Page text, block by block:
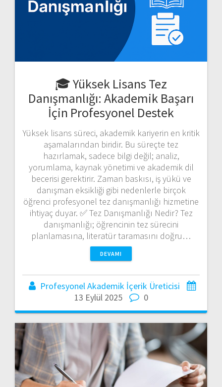
🎓Yüksek Lisans Tez
Danışmanlığı: Akademik Başarı
İçin Profesyonel Destek
Yüksek lisans süreci, akademik kariyerin en kritik
aşamalarından biridir. Bu süreçte tez
hazırlamak, sadece bilgi değil; analiz,
yorumlama, kaynak yönetimi ve akademik dil
becerisi gerektirir. Zaman baskısı, iş yükü ve
danışman eksikliği gibi nedenlerle birçok
öğrenci profesyonel tez danışmanlığı hizmetine
ihtiyaç duyar. ✅ Tez Danışmanlığı Nedir? Tez
danışmanlığı; öğrencinin tez sürecini
planlamasına, literatür taramasını doğru…
DEVAMI
Profesyonel Akademik İçerik Üreticisi
13 Eylül 2025
0